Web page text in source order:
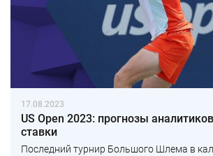
17.08.2023
US Open 2023: прогнозы
ставки
Последний турнир Большого Шлема в